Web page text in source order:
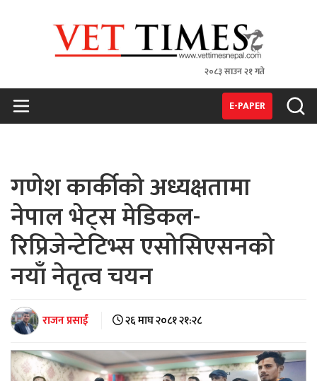
२०८३ साउन २१ गते
E-PAPER
गणेश कार्कीको अध्यक्षतामा
नेपाल भेट्स मेडिकल-
रिप्रिजेन्टेटिभ्स एसोसिएसनको
नयाँ नेतृत्व चयन
राजन प्रसाईं २६ माघ २०८१ २१:२८